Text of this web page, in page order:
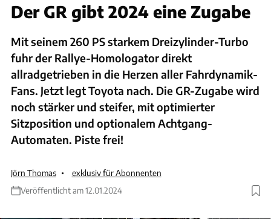
Der GR gibt 2024 eine Zugabe
Mit seinem 260 PS starkem Dreizylinder-Turbo
fuhr der Rallye-Homologator direkt
allradgetrieben in die Herzen aller Fahrdynamik-
Fans. Jetzt legt Toyota nach. Die GR-Zugabe wird
noch stärker und steifer, mit optimierter
Sitzposition und optionalem Achtgang-
Automaten. Piste frei!
Jörn Thomas
exklusiv für Abonnenten
Veröffentlicht am 12.01.2024